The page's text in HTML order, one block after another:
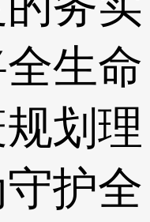
生命
划理
护全